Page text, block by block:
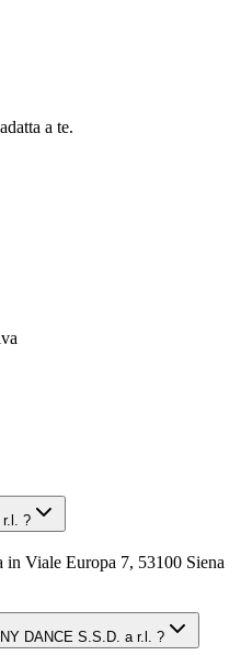
a te.
?
Viale Europa 7, 53100 Siena
DANCE S.S.D. a r.l. ?